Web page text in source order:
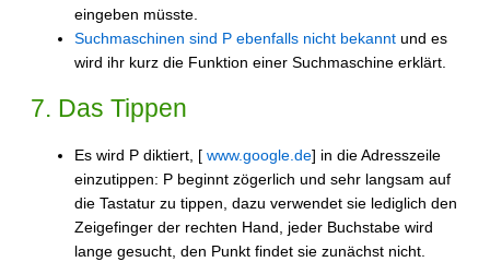
eingeben müsste.
Suchmaschinen sind P ebenfalls nicht bekannt und es
wird ihr kurz die Funktion einer Suchmaschine erklärt.
7. Das Tippen
Es wird P diktiert, [ www.google.de] in die Adresszeile
einzutippen: P beginnt zögerlich und sehr langsam auf
die Tastatur zu tippen, dazu verwendet sie lediglich den
Zeigefinger der rechten Hand, jeder Buchstabe wird
lange gesucht, den Punkt findet sie zunächst nicht.